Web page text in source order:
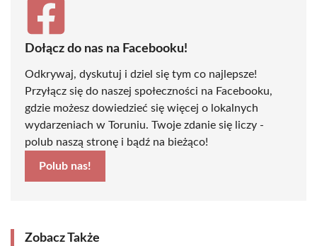
Dołącz do nas na Facebooku!
Odkrywaj, dyskutuj i dziel się tym co najlepsze!
Przyłącz się do naszej społeczności na Facebooku,
gdzie możesz dowiedzieć się więcej o lokalnych
wydarzeniach w Toruniu. Twoje zdanie się liczy -
polub naszą stronę i bądź na bieżąco!
Polub nas!
Zobacz Także